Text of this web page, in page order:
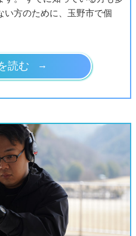
い方のために、玉野市で個
読む